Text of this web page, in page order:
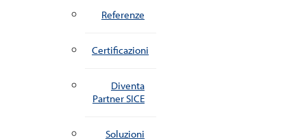
Referenze
Certificazioni
Diventa
Partner SICE
Soluzioni